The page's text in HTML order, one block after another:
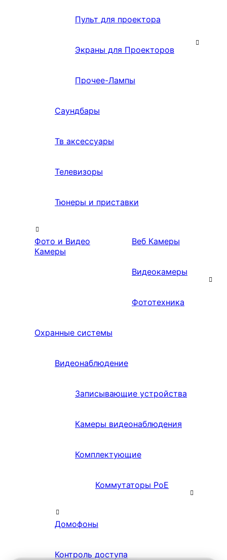
Пульт для проектора
Экраны для Проекторов
Прочее-Лампы
Саундбары
Тв аксессуары
Телевизоры
Тюнеры и приставки
Фото и Видео
Камеры
Веб Камеры
Видеокамеры
Фототехника
Охранные системы
Видеонаблюдение
Записывающие устройства
Камеры видеонаблюдения
Комплектующие
Коммутаторы PoE
Домофоны
Контроль доступа